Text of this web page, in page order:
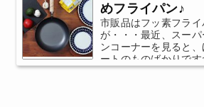
めフライパン♪
市販品はフッ素フラ
が・・・最近、スー
ンコーナーを見ると
ートのものばかりで
読者の方は、フッ素